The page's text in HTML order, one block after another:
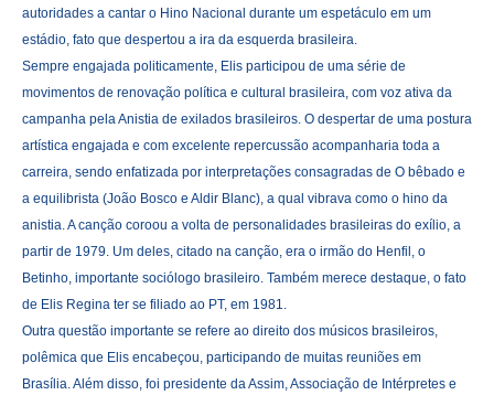
autoridades a cantar o Hino Nacional durante um espetáculo em um
estádio, fato que despertou a ira da esquerda brasileira.
Sempre engajada politicamente, Elis participou de uma série de
movimentos de renovação política e cultural brasileira, com voz ativa da
campanha pela Anistia de exilados brasileiros. O despertar de uma postura
artística engajada e com excelente repercussão acompanharia toda a
carreira, sendo enfatizada por interpretações consagradas de O bêbado e
a equilibrista (João Bosco e Aldir Blanc), a qual vibrava como o hino da
anistia. A canção coroou a volta de personalidades brasileiras do exílio, a
partir de 1979. Um deles, citado na canção, era o irmão do Henfil, o
Betinho, importante sociólogo brasileiro. Também merece destaque, o fato
de Elis Regina ter se filiado ao PT, em 1981.
Outra questão importante se refere ao direito dos músicos brasileiros,
polêmica que Elis encabeçou, participando de muitas reuniões em
Brasília. Além disso, foi presidente da Assim, Associação de Intérpretes e